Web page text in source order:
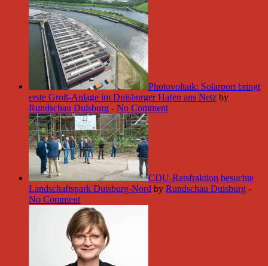
Photovoltaik: Solarport bringt
erste Groß-Anlage im Duisburger Hafen ans Netz by
Rundschau Duisburg - No Comment
CDU-Ratsfraktion besuchte
Landschaftspark Duisburg-Nord by Rundschau Duisburg -
No Comment